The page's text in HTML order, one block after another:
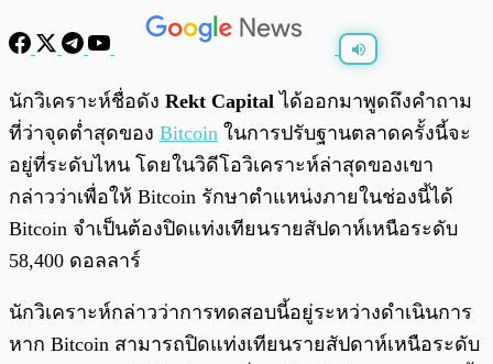
พร้อมเล่น 0:00/ 0:00
นักวิเคราะห์ชื่อดัง Rekt Capital ได้ออกมาพูดถึงคำถาม
ที่ว่าจุดต่ำสุดของ Bitcoin ในการปรับฐานตลาดครั้งนี้จะ
อยู่ที่ระดับไหน โดยในวิดีโอวิเคราะห์ล่าสุดของเขา
กล่าวว่าเพื่อให้ Bitcoin รักษาตำแหน่งภายในช่องนี้ได้
Bitcoin จำเป็นต้องปิดแท่งเทียนรายสัปดาห์เหนือระดับ
58,400 ดอลลาร์
นักวิเคราะห์กล่าวว่าการทดสอบนี้อยู่ระหว่างดำเนินการ
หาก Bitcoin สามารถปิดแท่งเทียนรายสัปดาห์เหนือระดับ